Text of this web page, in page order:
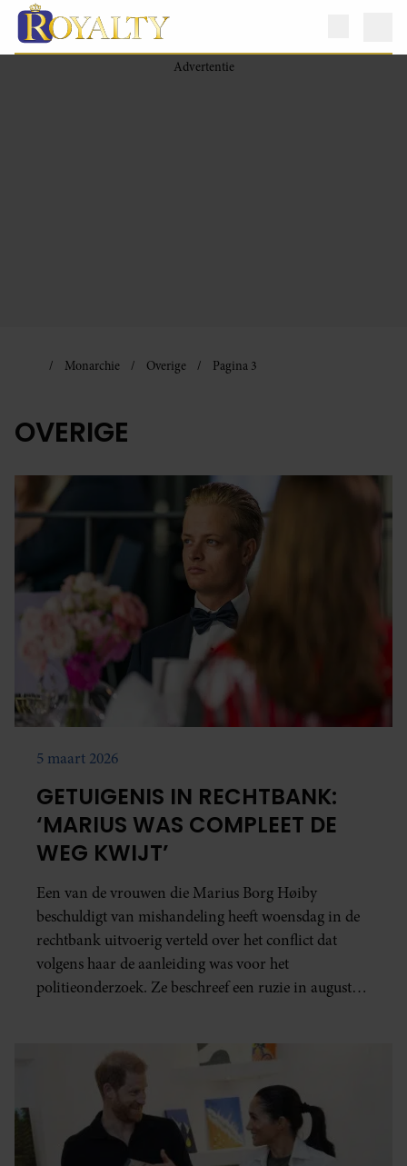
Monarchie Overige Pagina 3
OVERIGE
5 maart 2026
GETUIGENIS IN RECHTBANK:
‘MARIUS WAS COMPLEET DE
WEG KWIJT’
Een van de vrouwen die Marius Borg Høiby
beschuldigt van mishandeling heeft woensdag in de
rechtbank uitvoerig verteld over het conflict dat
volgens haar de aanleiding was voor het
politieonderzoek. Ze beschreef een ruzie in augustus